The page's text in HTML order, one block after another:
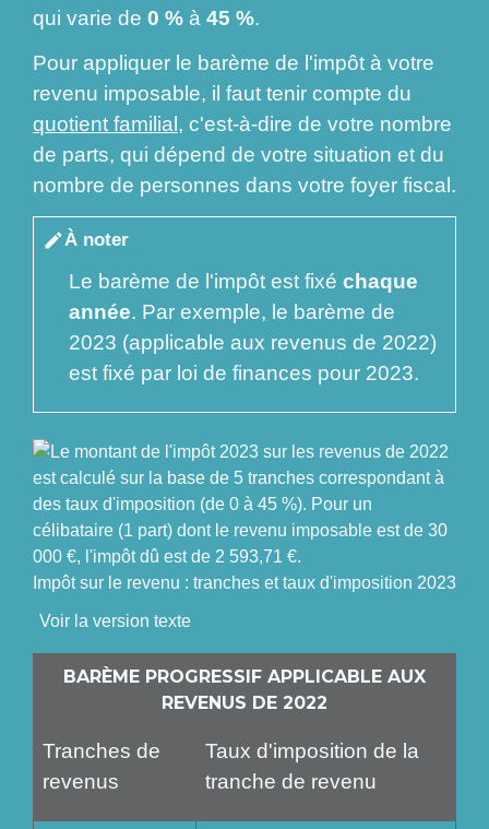
qui varie de 0 % à 45 %.
Pour appliquer le barème de l'impôt à votre
revenu imposable, il faut tenir compte du
quotient familial , c'est-à-dire de votre nombre
de parts, qui dépend de votre situation et du
nombre de personnes dans votre foyer fiscal.
editÀ noter
Le barème de l'impôt est fixé chaque
année. Par exemple, le barème de
2023 (applicable aux revenus de 2022)
est fixé par loi de finances pour 2023.
Impôt sur le revenu : tranches et taux d'imposition 2023
Voir la version texte
BARÈME PROGRESSIF APPLICABLE AUX
REVENUS DE 2022
Tranches de
revenus
Taux d'imposition de la
tranche de revenu